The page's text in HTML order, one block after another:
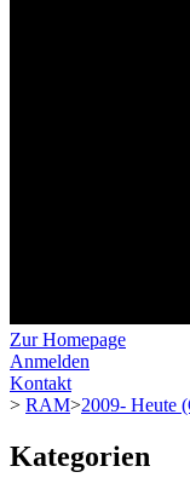
Zur Homepage
Anmelden
Kontakt
> RAM>2009- Heute
Kategorien